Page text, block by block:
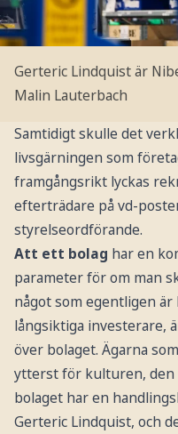
Gerteric Lindquist är
Malin Lauterbach
Samtidigt skulle det
livsgärningen som
framgångsrikt lyckas
efterträdare på vd-
styrelseordförande.
Att ett bolag har en
parameter för om man
något som egentligen
långsiktiga investerare,
över bolaget. Ägarna
ytterst för kulturen, den
bolaget har en
Gerteric Lindquist, och